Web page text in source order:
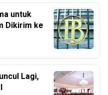
untuk
Dikirim ke
Lagi,